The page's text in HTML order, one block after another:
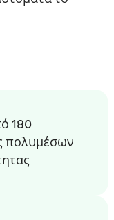
180
πολυμέσων